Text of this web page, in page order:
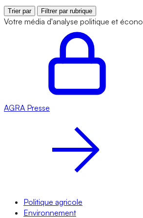
Trier par Filtrer par rubrique
Votre média d'analyse politique et
AGRA Presse
Politique agricole
Environnement